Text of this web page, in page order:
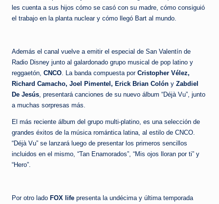
les cuenta a sus hijos cómo se casó con su madre, cómo consiguió
el trabajo en la planta nuclear y cómo llegó Bart al mundo.
Además el canal vuelve a emitir el especial de San Valentín de
Radio Disney junto al galardonado grupo musical de pop latino y
reggaetón, CNCO . La banda compuesta por Cristopher Vélez,
Richard Camacho, Joel Pimentel, Erick Brian Colón y Zabdiel
De Jesús , presentará canciones de su nuevo álbum “Déjà Vu”, junto
a muchas sorpresas más.
El más reciente álbum del grupo multi-platino, es una selección de
grandes éxitos de la música romántica latina, al estilo de CNCO.
“Déjà Vu” se lanzará luego de presentar los primeros sencillos
incluidos en el mismo, “Tan Enamorados”, “Mis ojos lloran por ti” y
“Hero”.
Por otro lado FOX life presenta la undécima y última temporada